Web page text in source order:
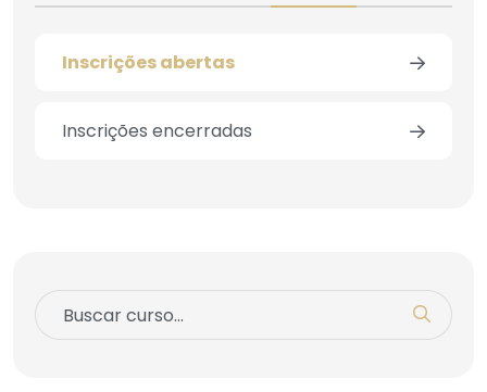
Inscrições abertas
Inscrições encerradas